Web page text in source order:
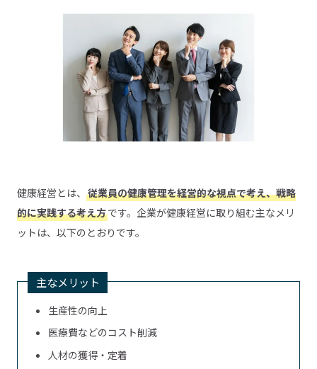
健康経営とは、 従業員の健康管理を経営的な視点で考え、戦略
的に実践する考え方です。企業が健康経営に取り組む主なメリ
ットは、以下のとおりです。
主なメリット
生産性の向上
医療費などのコスト削減
人材の獲得・定着